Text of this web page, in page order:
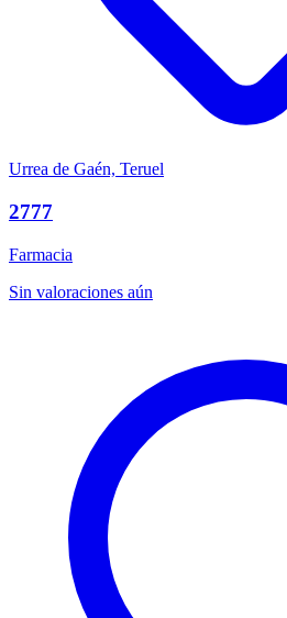
Urrea de Gaén, Teruel
2777
Farmacia
Sin valoraciones aún